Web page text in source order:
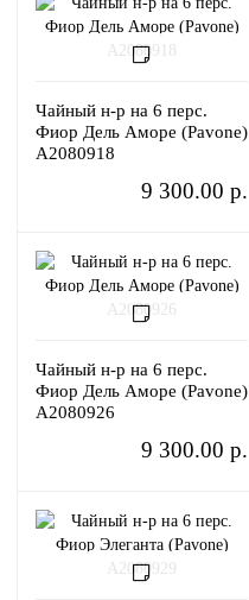
Чайный н-р на 6 перс.
Фиор Дель Аморе (Pavone)
A2080918
9 300.00 р.
Чайный н-р на 6 перс.
Фиор Дель Аморе (Pavone)
A2080926
9 300.00 р.